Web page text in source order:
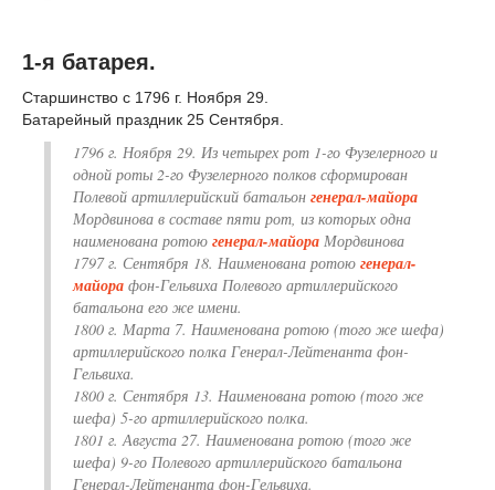
1-я батарея.
Старшинство с 1796 г. Ноября 29.
Батарейный праздник 25 Сентября.
1796 г. Ноября 29. Из четырех рот 1-го Фузелерного и
одной роты 2-го Фузелерного полков сформирован
Полевой артиллерийский батальон генерал-майора
Мордвинова в составе пяти рот, из которых одна
наименована ротою генерал-майора Мордвинова
1797 г. Сентября 18. Наименована ротою генерал-
майора фон-Гельвиха Полевого артиллерийского
батальона его же имени.
1800 г. Марта 7. Наименована ротою (того же шефа)
артиллерийского полка Генерал-Лейтенанта фон-
Гельвиха.
1800 г. Сентября 13. Наименована ротою (того же
шефа) 5-го артиллерийского полка.
1801 г. Августа 27. Наименована ротою (того же
шефа) 9-го Полевого артиллерийского батальона
Генерал-Лейтенанта фон-Гельвиха.